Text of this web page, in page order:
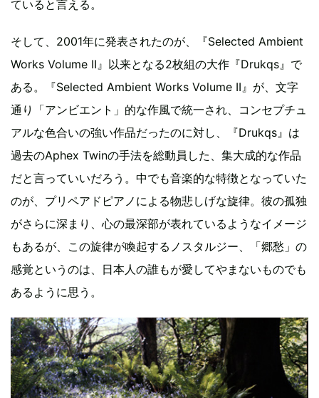
ていると言える。
そして、2001年に発表されたのが、『Selected Ambient
Works Volume II』以来となる2枚組の大作『Drukqs』で
ある。『Selected Ambient Works Volume II』が、文字
通り「アンビエント」的な作風で統一され、コンセプチュ
アルな色合いの強い作品だったのに対し、『Drukqs』は
過去のAphex Twinの手法を総動員した、集大成的な作品
だと言っていいだろう。中でも音楽的な特徴となっていた
のが、プリペアドピアノによる物悲しげな旋律。彼の孤独
がさらに深まり、心の最深部が表れているようなイメージ
もあるが、この旋律が喚起するノスタルジー、「郷愁」の
感覚というのは、日本人の誰もが愛してやまないものでも
あるように思う。